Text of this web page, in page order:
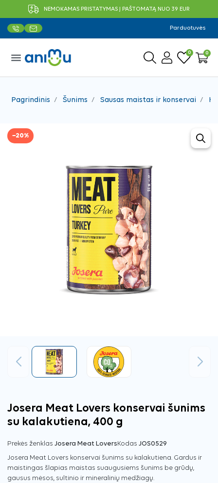
NEMOKAMAS PRISTATYMAS Į PAŠTOMATĄ NUO 39 EUR
Parduotuvės
menu 0 0
Pagrindinis Šunims Sausas maistas ir konservai
−20%
Ankstesnis Tęsti
Josera Meat Lovers konservai šunims
su kalakutiena, 400 g
Prekės ženklas Josera Meat LoversKodas JOS0529
Josera Meat Lovers konservai šunims su kalakutiena. Gardus ir
maistingas šlapias maistas suaugusiems šunims be grūdų,
gausus mėsos, sultinio ir mineralinių medžiagų.